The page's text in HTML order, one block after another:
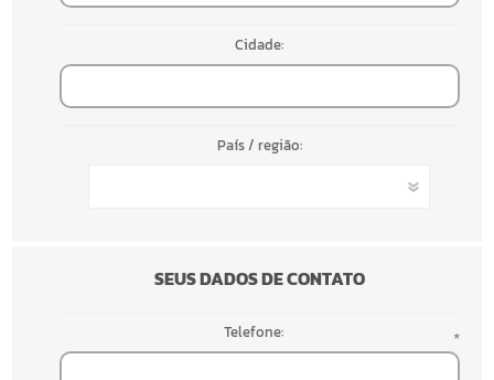
Cidade:
País / região:
SEUS DADOS DE CONTATO
Telefone: *